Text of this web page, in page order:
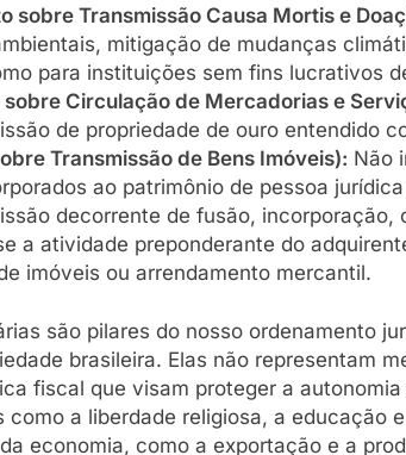
sobre Transmissão Causa Mortis e
mitigação de mudanças
para instituições sem fins lucrativos
sobre Circulação de Mercadorias e
de propriedade de ouro entendido
Transmissão de Bens Imóveis): Não
ao patrimônio de pessoa
decorrente de fusão, incorporação,
a atividade preponderante do
imóveis ou arrendamento mercantil.
são pilares do nosso ordenamento
brasileira. Elas não representam
fiscal que visam proteger a
como a liberdade religiosa, a educação
economia, como a exportação e a